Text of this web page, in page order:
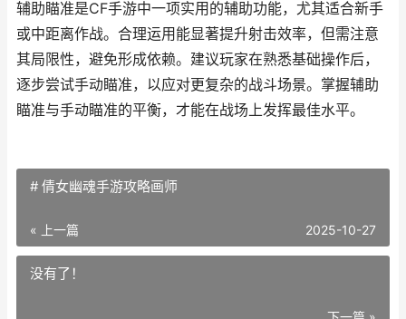
辅助瞄准是CF手游中一项实用的辅助功能，尤其适合新手
或中距离作战。合理运用能显著提升射击效率，但需注意
其局限性，避免形成依赖。建议玩家在熟悉基础操作后，
逐步尝试手动瞄准，以应对更复杂的战斗场景。掌握辅助
瞄准与手动瞄准的平衡，才能在战场上发挥最佳水平。
# 倩女幽魂手游攻略画师
« 上一篇 2025-10-27
没有了！